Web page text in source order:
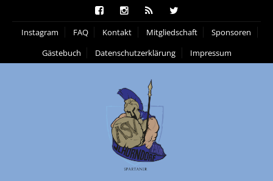
Instagram FAQ Kontakt Mitgliedschaft
Sponsoren
Gästebuch
Datenschutzerklärung Impressum